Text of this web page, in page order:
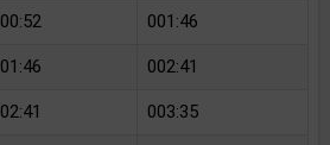
001:46
002:41
003:35